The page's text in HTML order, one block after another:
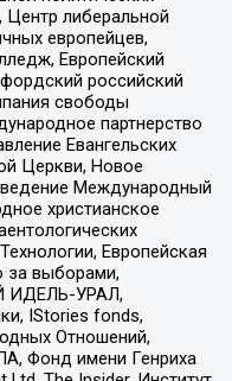
Центр либеральной
европейцев,
Европейский
российский
свободы
партнерство
Евангельских
Церкви, Новое
Международный
христианское
Европейская
за выборами,
ИДЕЛЬ-УРАЛ,
IStories fonds,
Отношений,
Фонд имени Генриха